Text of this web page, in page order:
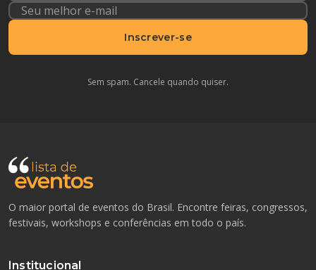
Inscrever-se
Sem spam. Cancele quando quiser.
O maior portal de eventos do Brasil. Encontre feiras, congressos,
festivais, workshops e conferências em todo o país.
Institucional